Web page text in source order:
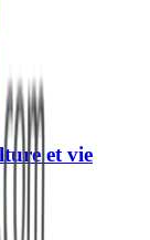
et vie